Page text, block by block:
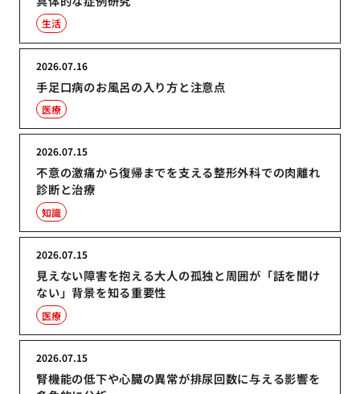
生活
手足口病のお風呂の入り方と注意点
2026.07.16
医療
不意の激痛から復帰までを支える整形外科での肉離れ
診断と治療
2026.07.15
知識
見えない障害を抱える大人の孤独と周囲が「話を聞け
ない」背景を知る重要性
2026.07.15
医療
腎機能の低下や心臓の異常が排尿回数に与える影響を
2026.07.15